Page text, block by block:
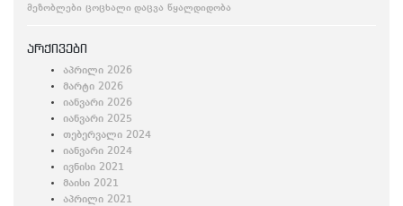
მეზობლები ცოცხალი დაცვა წყალდიდობა
არქივები
აპრილი 2026
მარტი 2026
იანვარი 2026
იანვარი 2025
თებერვალი 2024
იანვარი 2024
ივნისი 2021
მაისი 2021
აპრილი 2021